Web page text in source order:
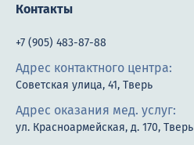
Контакты
+7 (905) 483-87-88
Адрес контактного центра:
Советская улица, 41, Тверь
Адрес оказания мед. услуг:
ул. Красноармейская, д. 170, Тверь